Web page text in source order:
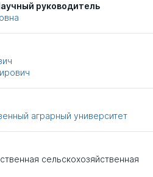
руководитель
аграрный университет
сельскохозяйственная